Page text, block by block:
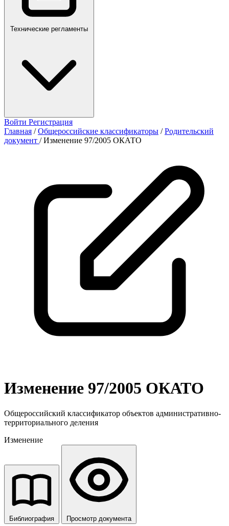
Технические регламенты
Войти Регистрация
Главная / Общероссийские классификаторы / Родительский
документ / Изменение 97/2005 ОКАТО
Изменение 97/2005 ОКАТО
Общероссийский классификатор объектов административно-
территориального деления
Изменение
Библиография Просмотр документа